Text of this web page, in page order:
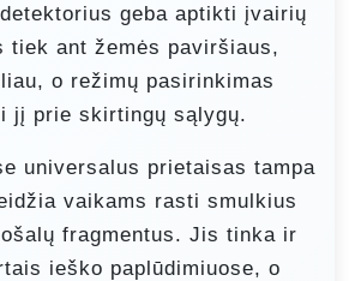
geba aptikti įvairių
tiek ant žemės paviršiaus,
o režimų pasirinkimas
jį prie skirtingų sąlygų.
universalus prietaisas tampa
vaikams rasti smulkius
fragmentus. Jis tinka ir
ieško paplūdimiuose, o